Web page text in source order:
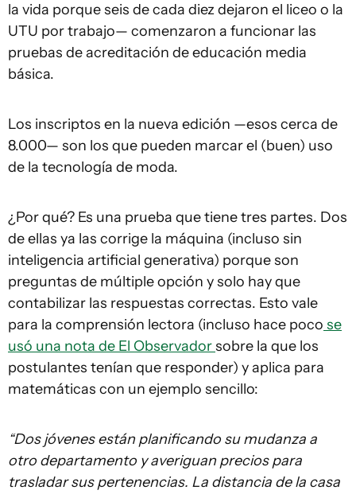
la vida porque seis de cada diez dejaron el liceo o la
UTU por trabajo— comenzaron a funcionar las
pruebas de acreditación de educación media
básica.
Los inscriptos en la nueva edición —esos cerca de
8.000— son los que pueden marcar el (buen) uso
de la tecnología de moda.
¿Por qué? Es una prueba que tiene tres partes. Dos
de ellas ya las corrige la máquina (incluso sin
inteligencia artificial generativa) porque son
preguntas de múltiple opción y solo hay que
contabilizar las respuestas correctas. Esto vale
para la comprensión lectora (incluso hace poco se
usó una nota de El Observadorsobre la que los
postulantes tenían que responder) y aplica para
matemáticas con un ejemplo sencillo:
“Dos jóvenes están planificando su mudanza a
otro departamento y averiguan precios para
trasladar sus pertenencias. La distancia de la casa